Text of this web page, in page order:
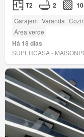
T2 2
Garajem Varanda
Área verde
Há 18 dias
SUPERCASA -